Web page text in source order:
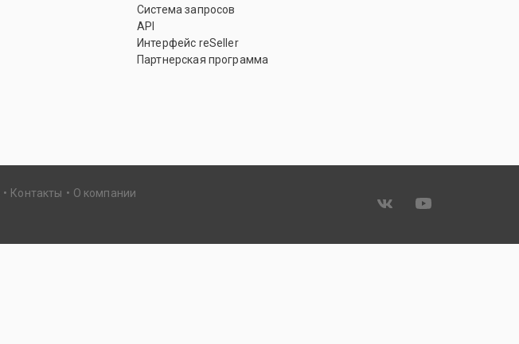
Система запросов
API
Интерфейс reSeller
Партнерская программа
Контакты О компании